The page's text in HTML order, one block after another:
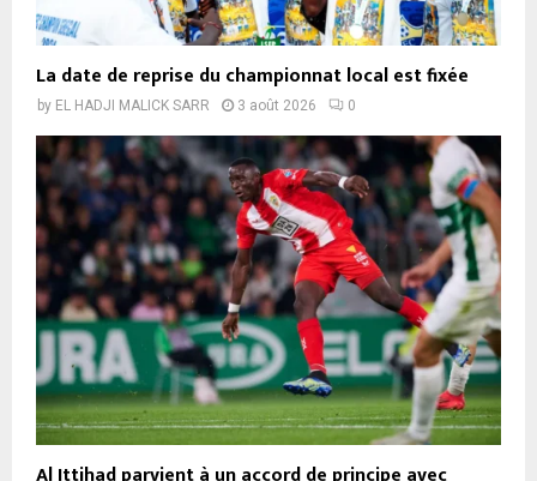
La date de reprise du championnat local est fixée
by EL HADJI MALICK SARR 3 août 2026 0